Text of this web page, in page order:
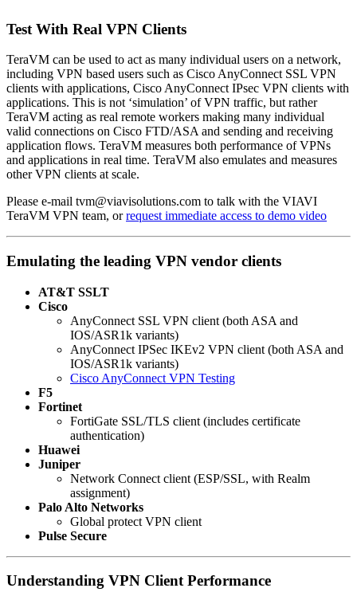
Test With Real VPN Clients
TeraVM can be used to act as many individual users on a network,
including VPN based users such as Cisco AnyConnect SSL VPN
clients with applications, Cisco AnyConnect IPsec VPN clients with
applications. This is not ‘simulation’ of VPN traffic, but rather
TeraVM acting as real remote workers making many individual
valid connections on Cisco FTD/ASA and sending and receiving
application flows. TeraVM measures both performance of VPNs
and applications in real time. TeraVM also emulates and measures
other VPN clients at scale.
Please e-mail tvm@viavisolutions.com to talk with the VIAVI
TeraVM VPN team, orrequest immediate access to demo video
Emulating the leading VPN vendor clients
AT&T SSLT
Cisco
AnyConnect SSL VPN client (both ASA and
IOS/ASR1k variants)
AnyConnect IPSec IKEv2 VPN client (both ASA and
IOS/ASR1k variants)
Cisco AnyConnect VPN Testing
F5
Fortinet
FortiGate SSL/TLS client (includes certificate
authentication)
Huawei
Juniper
Network Connect client (ESP/SSL, with Realm
assignment)
Palo Alto Networks
Global protect VPN client
Pulse Secure
Understanding VPN Client Performance